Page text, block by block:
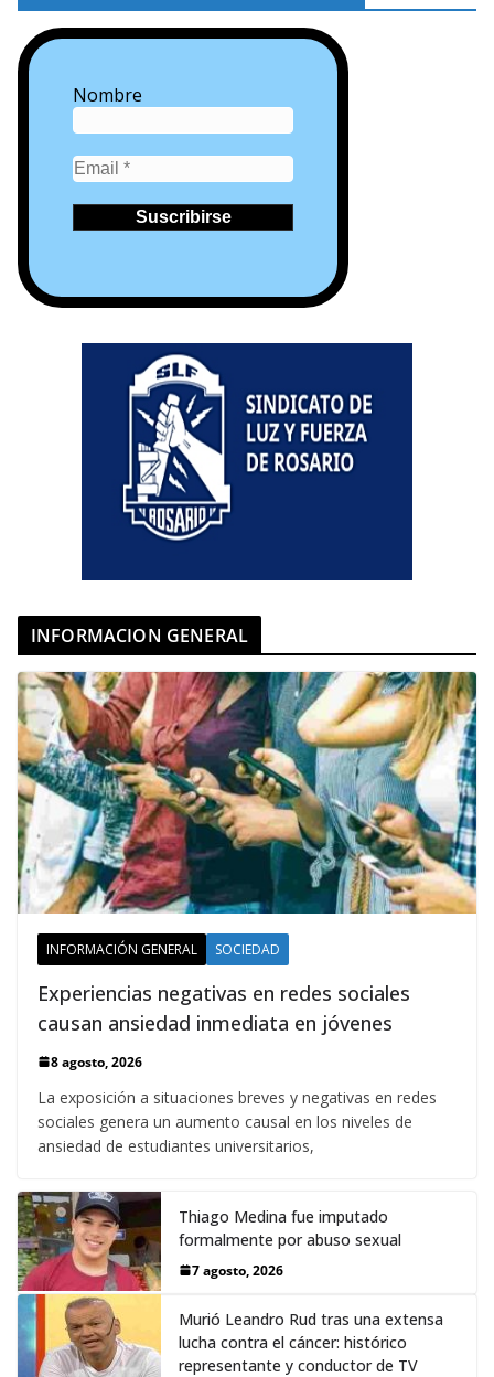
Nombre
INFORMACION GENERAL
INFORMACIÓN GENERAL SOCIEDAD
Experiencias negativas en redes sociales
causan ansiedad inmediata en jóvenes
8 agosto, 2026
La exposición a situaciones breves y negativas en redes
sociales genera un aumento causal en los niveles de
ansiedad de estudiantes universitarios,
Thiago Medina fue imputado
formalmente por abuso sexual
7 agosto, 2026
Murió Leandro Rud tras una extensa
lucha contra el cáncer: histórico
representante y conductor de TV